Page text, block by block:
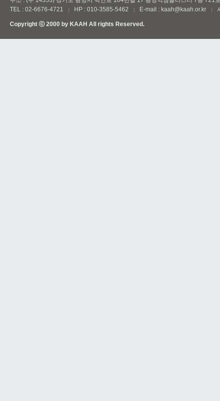
TEL : 02-6676-4721
HP : 010-3585-5462 E-mail : kaah@kaah.or.kr
Copyright ⓒ 2000 by KAAH All rights Reserved.